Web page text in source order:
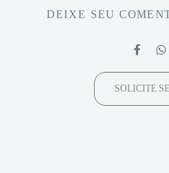
DEIXE SEU
SOLICITE